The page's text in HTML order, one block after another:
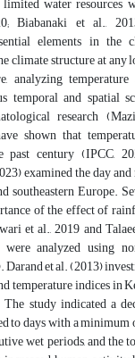
Biabanaki et al.,
elements in the
climate structure at
analyzing
temporal and spatial
research
shown that
past century (IPCC,
examined the day
southeastern Europe.
of the effect of
et al., 2019 and
analyzed using
et al. (2013)
temperature indices in
study indicated a
to days with a minimum
wet periods, and